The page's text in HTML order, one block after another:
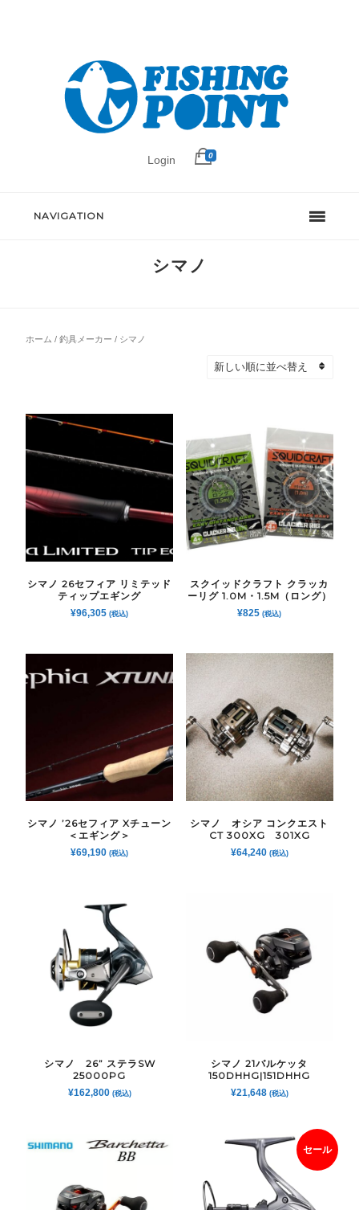
Login 0
NAVIGATION
シマノ
ホーム /釣具メーカー / シマノ
シマノ 26セフィア リミテッド
ティップエギング
¥96,305 (税込)
スクイッドクラフト クラッカ
ーリグ 1.0M・1.5M（ロング）
¥825 (税込)
シマノ ’26セフィア Xチューン
＜エギング＞
¥69,190 (税込)
シマノ オシア コンクエスト
CT 300XG 301XG
¥64,240 (税込)
シマノ 26” ステラSW
25000PG
¥162,800 (税込)
シマノ 21バルケッタ
150DHHG|151DHHG
¥21,648 (税込)
セール